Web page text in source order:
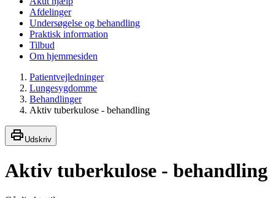
Afdelinger
Undersøgelse og behandling
Praktisk information
Tilbud
Om hjemmesiden
Patientvejledninger
Lungesygdomme
Behandlinger
Aktiv tuberkulose - behandling
Udskriv
Aktiv tuberkulose - behandling